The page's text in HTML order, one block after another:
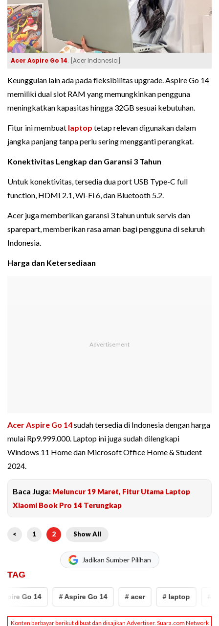
Acer Aspire Go 14. [Acer Indonesia]
Keunggulan lain ada pada fleksibilitas upgrade. Aspire Go 14
memiliki dual slot RAM yang memungkinkan pengguna
meningkatkan kapasitas hingga 32GB sesuai kebutuhan.
Fitur ini membuat laptop tetap relevan digunakan dalam
jangka panjang tanpa perlu sering mengganti perangkat.
Konektivitas Lengkap dan Garansi 3 Tahun
Untuk konektivitas, tersedia dua port USB Type-C full
function, HDMI 2.1, Wi-Fi 6, dan Bluetooth 5.2.
Acer juga memberikan garansi 3 tahun untuk servis dan
sparepart, memberikan rasa aman bagi pengguna di seluruh
Indonesia.
Harga dan Ketersediaan
Acer Aspire Go 14sudah tersedia di Indonesia dengan harga
mulai Rp9.999.000. Laptop ini juga sudah dilengkapi
Windows 11 Home dan Microsoft Office Home & Student
2024.
Baca Juga: Meluncur 19 Maret, Fitur Utama Laptop
Xiaomi Book Pro 14 Terungkap
< 1 2 Show All
Jadikan Sumber Pilihan
TAG
Go 14 # Aspire Go 14 # acer # laptop #